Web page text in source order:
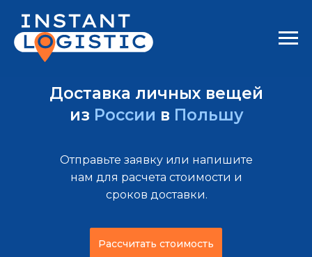
Доставка личных вещей
из России в Польшу
Отправьте заявку или напишите
нам для расчета стоимости и
сроков доставки.
Рассчитать стоимость